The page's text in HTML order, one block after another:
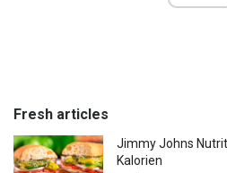
Fresh articles
Jimmy Johns
Kalorien